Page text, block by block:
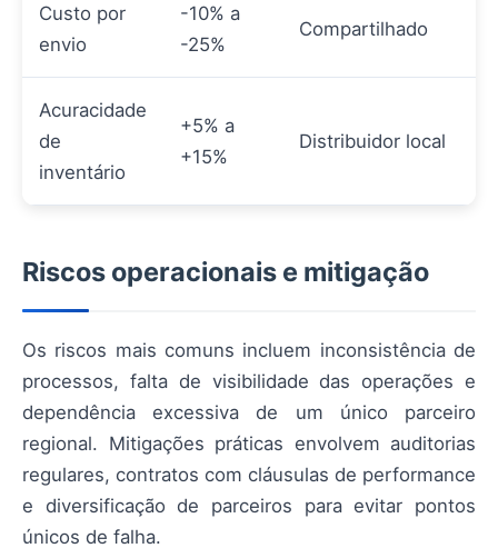
Custo por
envio
-10% a
-25%
Compartilhado
Acuracidade
de
inventário
+5% a
+15%
Distribuidor local
Riscos operacionais e mitigação
Os riscos mais comuns incluem inconsistência de
processos, falta de visibilidade das operações e
dependência excessiva de um único parceiro
regional. Mitigações práticas envolvem auditorias
regulares, contratos com cláusulas de performance
e diversificação de parceiros para evitar pontos
únicos de falha.